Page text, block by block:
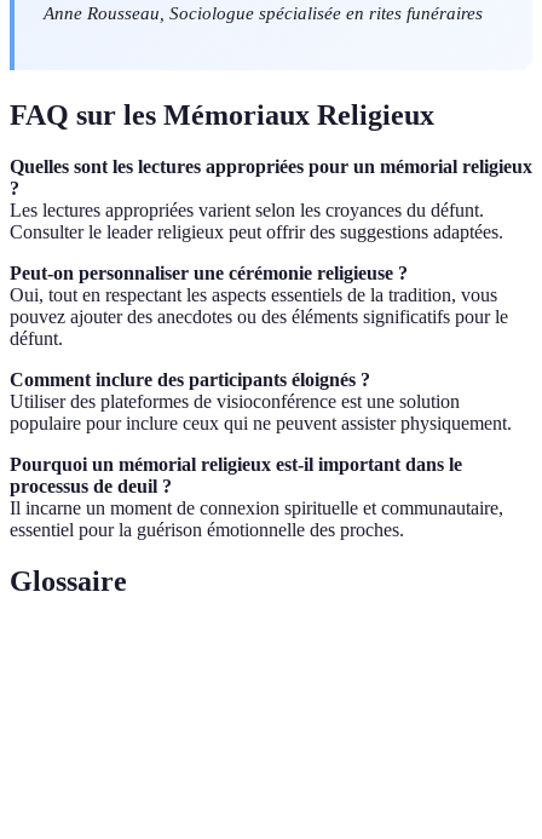
Anne Rousseau, Sociologue spécialisée en rites funéraires
FAQ sur les Mémoriaux Religieux
Quelles sont les lectures appropriées pour un mémorial religieux
?
Les lectures appropriées varient selon les croyances du défunt.
Consulter le leader religieux peut offrir des suggestions adaptées.
Peut-on personnaliser une cérémonie religieuse ?
Oui, tout en respectant les aspects essentiels de la tradition, vous
pouvez ajouter des anecdotes ou des éléments significatifs pour le
défunt.
Comment inclure des participants éloignés ?
Utiliser des plateformes de visioconférence est une solution
populaire pour inclure ceux qui ne peuvent assister physiquement.
Pourquoi un mémorial religieux est-il important dans le
processus de deuil ?
Il incarne un moment de connexion spirituelle et communautaire,
essentiel pour la guérison émotionnelle des proches.
Glossaire